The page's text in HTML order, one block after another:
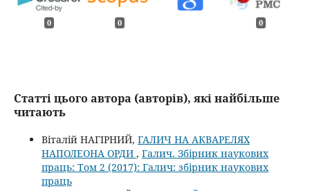
0 0 0
Статті цього автора (авторів), які найбільше
читають
Віталій НАГІРНИЙ, ГАЛИЧ НА АКВАРЕЛЯХ
НАПОЛЕОНА ОРДИ , Галич. Збірник наукових
праць: Том 2 (2017): Галич: збірник наукових
праць